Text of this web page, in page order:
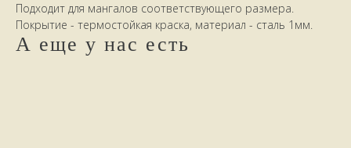
Подходит для мангалов соответствующего размера.
Покрытие - термостойкая краска, материал - сталь 1мм.
А еще у нас есть